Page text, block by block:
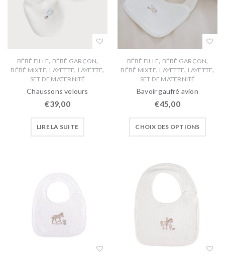
BÉBÉ FILLE, BÉBÉ GARÇON,
BÉBÉ MIXTE, LAYETTE, LAYETTE,
SET DE MATERNITÉ
Chaussons velours
€39,00
LIRE LA SUITE
BÉBÉ FILLE, BÉBÉ GARÇON,
BÉBÉ MIXTE, LAYETTE, LAYETTE,
SET DE MATERNITÉ
Bavoir gaufré avion
€45,00
CHOIX DES OPTIONS